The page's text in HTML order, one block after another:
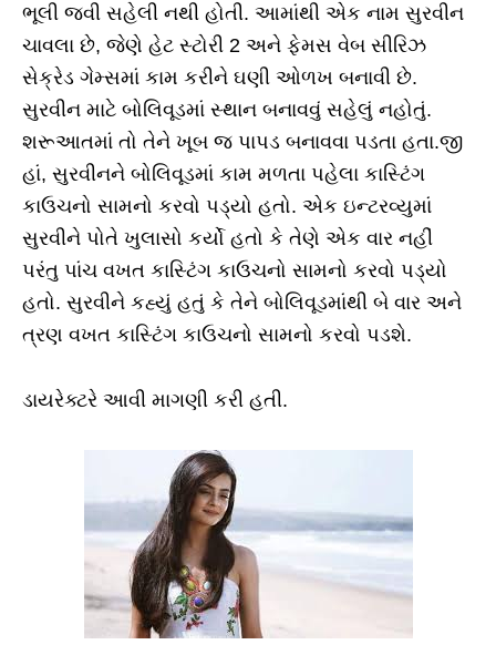
ભૂલી જવી સહેલી નથી હોતી. આમાંથી એક નામ સુરવીન
ચાવલા છે, જેણે હેટ સ્ટોરી 2 અને ફેમસ વેબ સીરિઝ
સેક્રેડ ગેમ્સમાં કામ કરીને ઘણી ઓળખ બનાવી છે.
સુરવીન માટે બોલિવૂડમાં સ્થાન બનાવવું સહેલું નહોતું.
શરૂઆતમાં તો તેને ખૂબ જ પાપડ બનાવવા પડતા હતા.જી
હાં, સુરવીનને બોલિવૂડમાં કામ મળતા પહેલા કાસ્ટિંગ
કાઉચનો સામનો કરવો પડ્યો હતો. એક ઇન્ટરવ્યુમાં
સુરવીને પોતે ખુલાસો કર્યો હતો કે તેણે એક વાર નહીં
પરંતુ પાંચ વખત કાસ્ટિંગ કાઉચનો સામનો કરવો પડ્યો
હતો. સુરવીને કહ્યું હતું કે તેને બોલિવૂડમાંથી બે વાર અને
ત્રણ વખત કાસ્ટિંગ કાઉચનો સામનો કરવો પડશે.
ડાયરેક્ટરે આવી માગણી કરી હતી.